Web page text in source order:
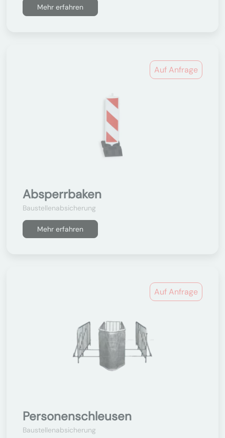
Mehr erfahren
Auf Anfrage
Absperrbaken
Baustellenabsicherung
Mehr erfahren
Auf Anfrage
Personenschleusen
Baustellenabsicherung